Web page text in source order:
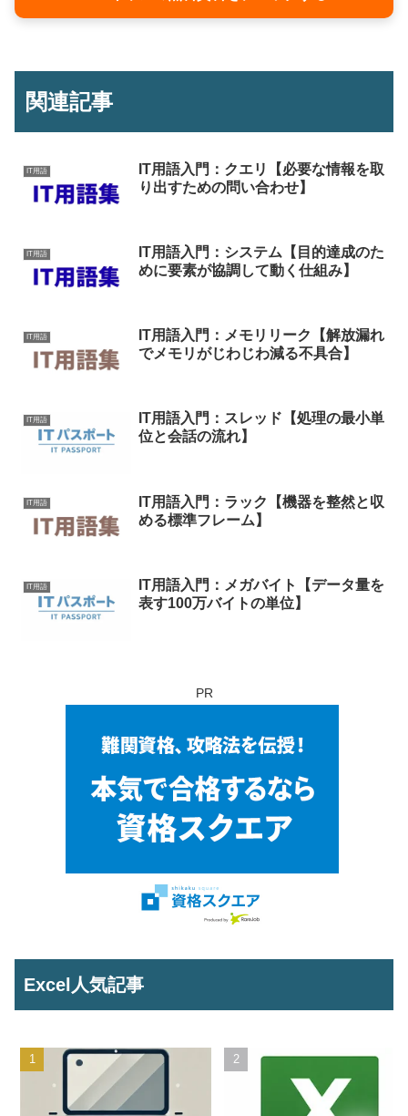
関連記事
IT用語
IT用語入門：クエリ【必要な情報を取
り出すための問い合わせ】
IT用語
IT用語入門：システム【目的達成のた
めに要素が協調して動く仕組み】
IT用語
IT用語入門：メモリリーク【解放漏れ
でメモリがじわじわ減る不具合】
IT用語
IT用語入門：スレッド【処理の最小単
位と会話の流れ】
IT用語
IT用語入門：ラック【機器を整然と収
める標準フレーム】
IT用語
IT用語入門：メガバイト【データ量を
表す100万バイトの単位】
PR
Excel人気記事